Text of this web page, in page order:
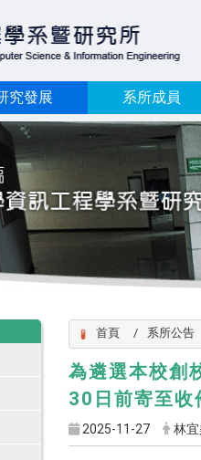
究發展 系所成員
首頁 系所公告
為遴選本校創
30日前寄至收
2025-11-27 林宜